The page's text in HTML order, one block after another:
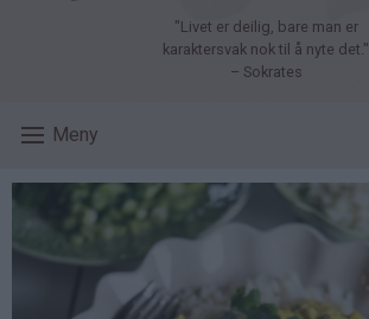
"Livet er deilig, bare man er
karaktersvak nok til å nyte det."
– Sokrates
Meny